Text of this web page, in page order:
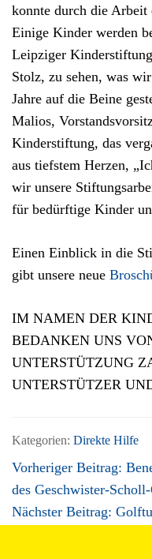
konnte durch die
Einige Kinder werden
Leipziger
Stolz, zu sehen, was
Jahre auf die Beine
Malios,
Kinderstiftung, das
aus tiefstem Herzen,
wir unsere
für bedürftige Kinder
Einen Einblick in die
gibt unsere neue
IM NAMEN DER
BEDANKEN UNS
UNTERSTÜTZUNG
UNTERSTÜTZER
Kategorien: Direkte Hilfe
Vorheriger Beitrag:
des Geschwister-
Nächster Beitrag: